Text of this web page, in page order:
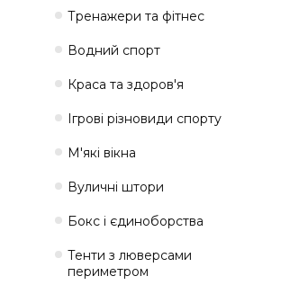
Тренажери та фітнес
Водний спорт
Краса та здоров'я
Ігрові різновиди спорту
М'які вікна
Вуличні штори
Бокс і єдиноборства
Тенти з люверсами
периметром